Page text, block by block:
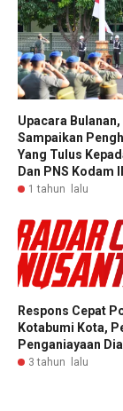
Upacara
Sampaikan
Yang Tulus
Dan PNS Kodam
1 tahun lalu
Respons Cepat
Kotabumi Kota,
Penganiayaan
3 tahun lalu